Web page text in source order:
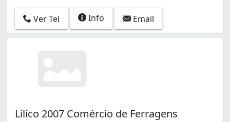
Ver Tel Info Email
Lilico 2007 Comércio de Ferragens